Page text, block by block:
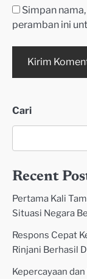
Simpan
peramban ini
Cari
Recent
Pertama Kali
Situasi Negara
Respons Cepat
Rinjani Berhasil
Kepercayaan